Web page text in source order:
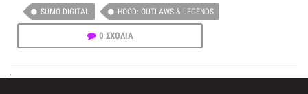
SUMO DIGITAL HOOD: OUTLAWS & LEGENDS
0 ΣΧΟΛΙΑ